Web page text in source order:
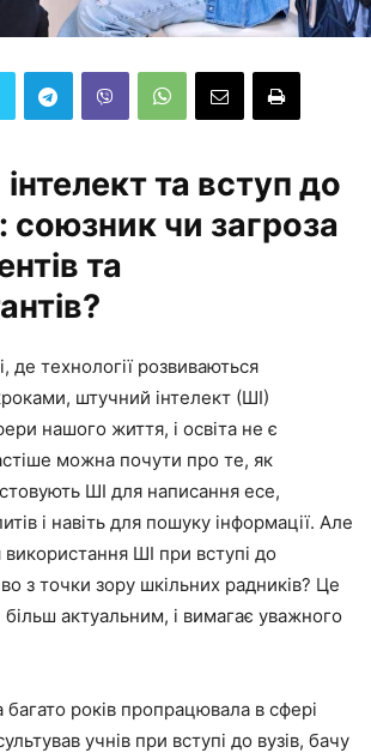
та вступ до
чи загроза
та
де технології розвиваються
штучний інтелект (ШІ)
нашого життя, і освіта не є
можна почути про те, як
ШІ для написання есе,
і навіть для пошуку інформації. Але
ШІ при вступі до
з точки зору шкільних радників? Це
більш актуальним, і вимагає уважного
років пропрацювала в сфері
учнів при вступі до вузів, бачу